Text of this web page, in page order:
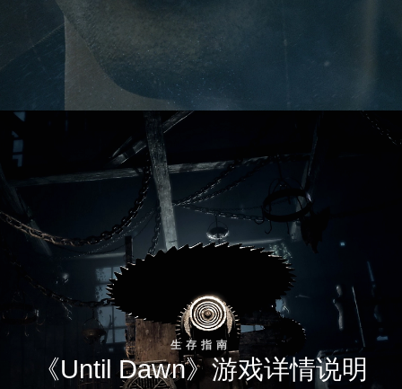
生存指南
《Until Dawn》游戏详情说明